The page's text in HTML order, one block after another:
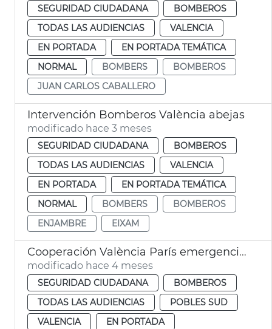
SEGURIDAD CIUDADANA
BOMBEROS
TODAS LAS AUDIENCIAS
VALENCIA
EN PORTADA
EN PORTADA TEMÁTICA
NORMAL
BOMBERS
BOMBEROS
JUAN CARLOS CABALLERO
Intervención Bomberos València abejas
modificado hace 3 meses
SEGURIDAD CIUDADANA
BOMBEROS
TODAS LAS AUDIENCIAS
VALENCIA
EN PORTADA
EN PORTADA TEMÁTICA
NORMAL
BOMBERS
BOMBEROS
ENJAMBRE
EIXAM
Cooperación València París emergencias dana
modificado hace 4 meses
SEGURIDAD CIUDADANA
BOMBEROS
TODAS LAS AUDIENCIAS
POBLES SUD
VALENCIA
EN PORTADA